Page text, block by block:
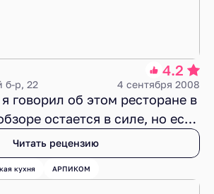
4.2
б-р, 22 4 сентября 2008
говорил об этом ресторане в
остается в силе, но есть
главное, приятных
Читать рецензию
кухня АРПИКОМ